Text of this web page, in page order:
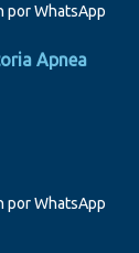
por WhatsApp
Apnea
por WhatsApp